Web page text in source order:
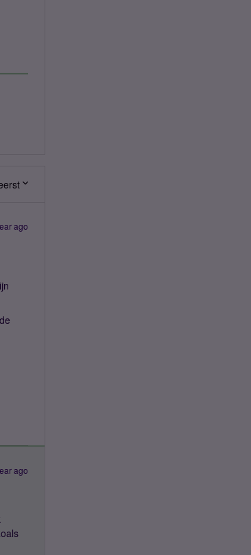
ago
ago